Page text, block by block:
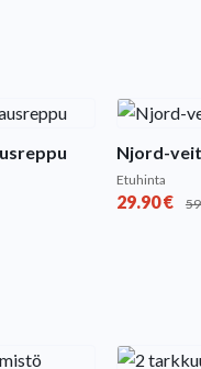
Njord-
Etuhinta
29.90€